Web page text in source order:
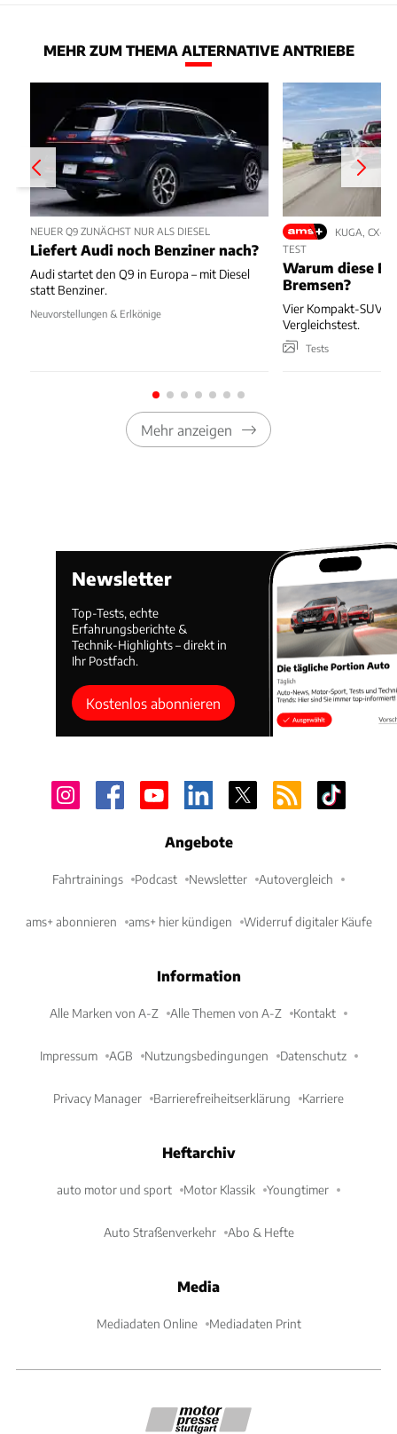
MEHR ZUM THEMA ALTERNATIVE ANTRIEBE
NEUER Q9 ZUNÄCHST NUR ALS DIESEL
Liefert Audi noch Benziner nach?
Audi startet den Q9 in Europa – mit Diesel
statt Benziner.
Neuvorstellungen & Erlkönige
KUGA, CX-5,
TEST
Warum diese
Bremsen?
Vier Kompakt-SUV
Vergleichstest.
Tests
Mehr anzeigen
Newsletter
Top-Tests, echte
Erfahrungsberichte &
Technik-Highlights – direkt in
Ihr Postfach.
Kostenlos abonnieren
Angebote
Fahrtrainings Podcast Newsletter Autovergleich
ams+ abonnieren ams+ hier kündigen Widerruf digitaler Käufe
Information
Alle Marken von A-Z Alle Themen von A-Z Kontakt
Impressum AGB Nutzungsbedingungen Datenschutz
Privacy Manager Barrierefreiheitserklärung Karriere
Heftarchiv
auto motor und sport Motor Klassik Youngtimer
Auto Straßenverkehr Abo & Hefte
Media
Mediadaten Online Mediadaten Print